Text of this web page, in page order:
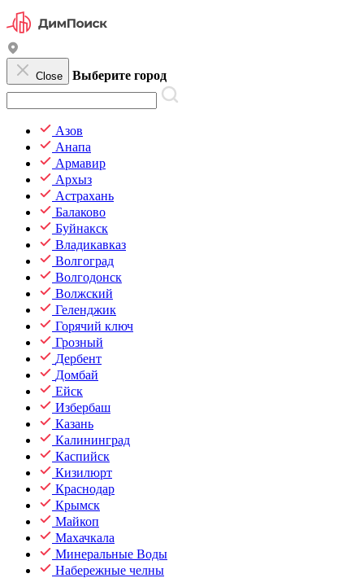
Close Выберите город
Азов
Анапа
Армавир
Архыз
Астрахань
Балаково
Буйнакск
Владикавказ
Волгоград
Волгодонск
Волжский
Геленджик
Горячий ключ
Грозный
Дербент
Домбай
Ейск
Избербаш
Казань
Калининград
Каспийск
Кизилюрт
Краснодар
Крымск
Майкоп
Махачкала
Минеральные Воды
Набережные челны